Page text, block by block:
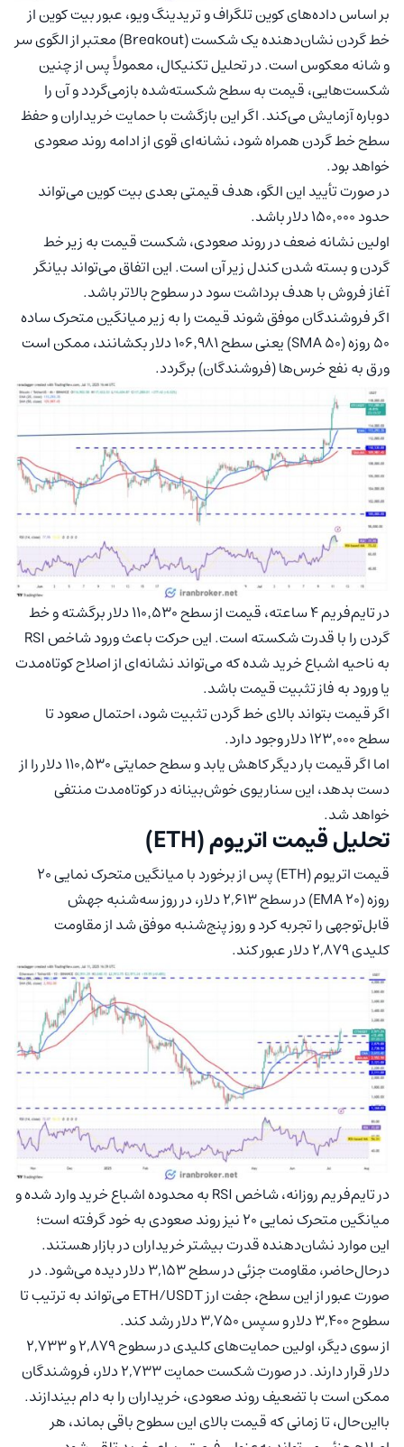
بر اساس داده‌های کوین تلگراف و تریدینگ ویو، عبور بیت کوین از
خط گردن نشان‌دهنده یک شکست (Breakout) معتبر از الگوی سر
و شانه معکوس است. در تحلیل تکنیکال، معمولاً پس از چنین
شکست‌هایی، قیمت به سطح شکسته‌شده بازمی‌گردد و آن را
دوباره آزمایش می‌کند. اگر این بازگشت با حمایت خریداران و حفظ
سطح خط گردن همراه شود، نشانه‌ای قوی از ادامه روند صعودی
خواهد بود.
در صورت تأیید این الگو، هدف قیمتی بعدی بیت کوین می‌تواند
حدود ۱۵۰٬۰۰۰ دلار باشد.
اولین نشانه ضعف در روند صعودی، شکست قیمت به زیر خط
گردن و بسته شدن کندل زیر آن است. این اتفاق می‌تواند بیانگر
آغاز فروش با هدف برداشت سود در سطوح بالاتر باشد.
اگر فروشندگان موفق شوند قیمت را به زیر میانگین متحرک ساده
۵۰ روزه (SMA 50) یعنی سطح ۱۰۶٬۹۸۱ دلار بکشانند، ممکن است
ورق به نفع خرس‌ها (فروشندگان) برگردد.
در تایم‌فریم ۴ ساعته، قیمت از سطح ۱۱۰٬۵۳۰ دلار برگشته و خط
گردن را با قدرت شکسته است. این حرکت باعث ورود شاخص RSI
به ناحیه اشباع خرید شده که می‌تواند نشانه‌ای از اصلاح کوتاه‌مدت
یا ورود به فاز تثبیت قیمت باشد.
اگر قیمت بتواند بالای خط گردن تثبیت شود، احتمال صعود تا
سطح ۱۲۳٬۰۰۰ دلار وجود دارد.
اما اگر قیمت بار دیگر کاهش یابد و سطح حمایتی ۱۱۰٬۵۳۰ دلار را از
دست بدهد، این سناریوی خوش‌بینانه در کوتاه‌مدت منتفی
خواهد شد.
تحلیل قیمت اتریوم (ETH)
قیمت اتریوم (ETH) پس از برخورد با میانگین متحرک نمایی ۲۰
روزه (EMA 20) در سطح ۲,۶۱۳ دلار، در روز سه‌شنبه جهش
قابل‌توجهی را تجربه کرد و روز پنج‌شنبه موفق شد از مقاومت
کلیدی ۲,۸۷۹ دلار عبور کند.
در تایم‌فریم روزانه، شاخص RSI به محدوده اشباع خرید وارد شده و
میانگین متحرک نمایی ۲۰ نیز روند صعودی به خود گرفته است؛
این موارد نشان‌دهنده قدرت بیشتر خریداران در بازار هستند.
درحال‌حاضر، مقاومت جزئی در سطح ۳,۱۵۳ دلار دیده می‌شود. در
صورت عبور از این سطح، جفت ارز ETH/USDT می‌تواند به ترتیب تا
سطوح ۳,۴۰۰ دلار و سپس ۳,۷۵۰ دلار رشد کند.
از سوی دیگر، اولین حمایت‌های کلیدی در سطوح ۲,۸۷۹ و ۲,۷۳۳
دلار قرار دارند. در صورت شکست حمایت ۲,۷۳۳ دلار، فروشندگان
ممکن است با تضعیف روند صعودی، خریداران را به دام بیندازند.
بااین‌حال، تا زمانی که قیمت بالای این سطوح باقی بماند، هر